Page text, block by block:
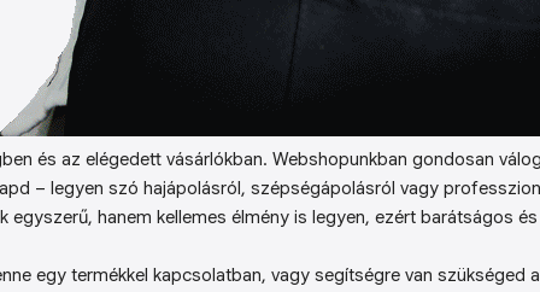
és az elégedett vásárlókban. Webshopunkban gondosan
– legyen szó hajápolásról, szépségápolásról vagy
egyszerű, hanem kellemes élmény is legyen, ezért barátságos
egy termékkel kapcsolatban, vagy segítségre van szükséged